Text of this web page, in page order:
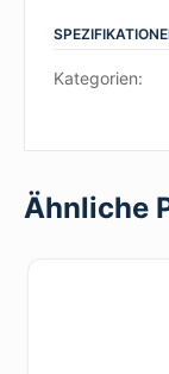
Kategorien:
Ähnliche